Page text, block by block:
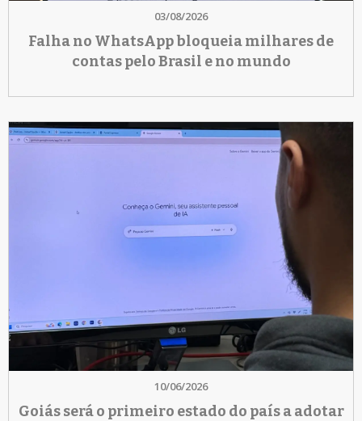
03/08/2026
Falha no WhatsApp bloqueia milhares de
contas pelo Brasil e no mundo
10/06/2026
Goiás será o primeiro estado do país a adotar